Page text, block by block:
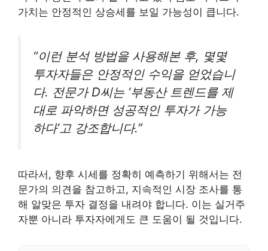
가치는 안정적인 상승세를 보일 가능성이 큽니다.
“이런 분석 방법을 사용해본 후, 몇몇
투자자들은 안정적인 수익을 얻었습니
다. 전문가 D씨는 ‘부동산 트렌드를 제
대로 파악하면 성공적인 투자가 가능
하다’고 강조합니다.”
따라서, 향후 시세를 정확히 예측하기 위해서는 전
문가의 의견을 참고하고, 지속적인 시장 조사를 통
해 알맞은 투자 결정을 내려야 합니다. 이는 실거주
자뿐 아니라 투자자에게도 큰 도움이 될 것입니다.